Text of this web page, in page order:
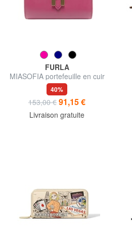
FURLA
MIASOFIA portefeuille en cuir
40%
153,00 € 91,15 €
Livraison gratuite